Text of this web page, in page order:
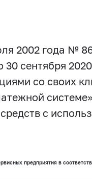
2002 года №
сентября
со своих
с
предприятия в